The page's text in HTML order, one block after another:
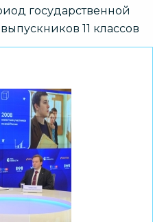
государственной
11 классов